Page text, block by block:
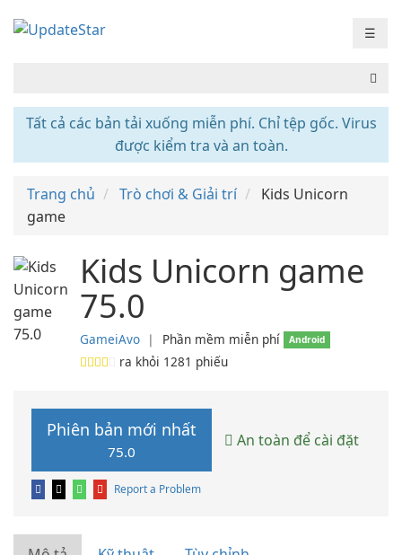
☰
Tất cả các bản tải xuống miễn phí. Chỉ tệp gốc. Virus
được kiểm tra và an toàn.
Trang chủ Trò chơi & Giải trí
Kids Unicorn
game
Kids Unicorn game
75.0
GameiAvo ❘ Phần mềm miễn phí Android
ra khỏi 1281 phiếu
Phiên bản mới nhất
75.0
An toàn để cài đặt
Report a Problem